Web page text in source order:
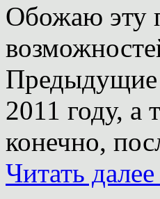
Обожаю эту
Предыдущие
2011 году, а
конечно,
Читать далее